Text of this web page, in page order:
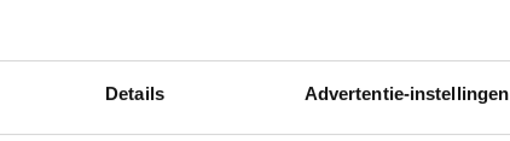
Details Advertentie-instellingen